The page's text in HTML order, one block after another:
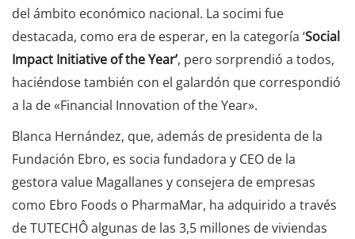
del ámbito económico nacional. La socimi fue
destacada, como era de esperar, en la categoría ‘Social
Impact Initiative of the Year’, pero sorprendió a todos,
haciéndose también con el galardón que correspondió
a la de «Financial Innovation of the Year».
Blanca Hernández, que, además de presidenta de la
Fundación Ebro, es socia fundadora y CEO de la
gestora value Magallanes y consejera de empresas
como Ebro Foods o PharmaMar, ha adquirido a través
de TUTECHÔ algunas de las 3,5 millones de viviendas